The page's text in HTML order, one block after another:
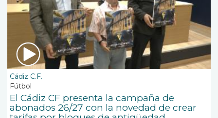
Cádiz C.F.
Fútbol
El Cádiz CF presenta la campaña de
abonados 26/27 con la novedad de crear